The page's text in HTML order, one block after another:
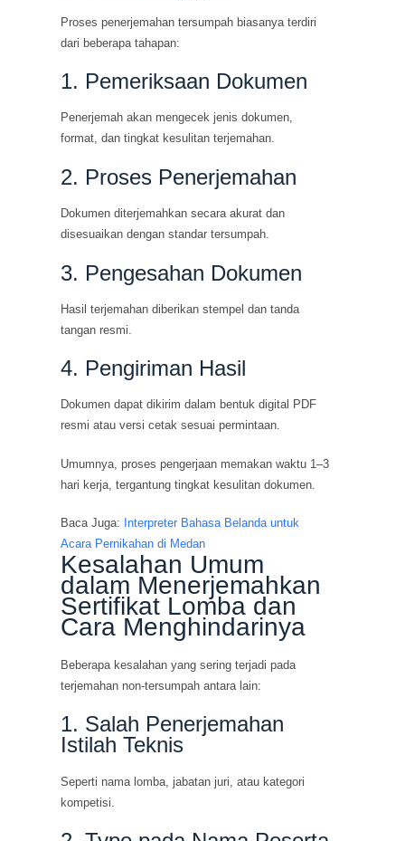
Proses penerjemahan tersumpah biasanya terdiri
dari beberapa tahapan:
1. Pemeriksaan Dokumen
Penerjemah akan mengecek jenis dokumen,
format, dan tingkat kesulitan terjemahan.
2. Proses Penerjemahan
Dokumen diterjemahkan secara akurat dan
disesuaikan dengan standar tersumpah.
3. Pengesahan Dokumen
Hasil terjemahan diberikan stempel dan tanda
tangan resmi.
4. Pengiriman Hasil
Dokumen dapat dikirim dalam bentuk digital PDF
resmi atau versi cetak sesuai permintaan.
Umumnya, proses pengerjaan memakan waktu 1–3
hari kerja, tergantung tingkat kesulitan dokumen.
Baca Juga: Interpreter Bahasa Belanda untuk
Acara Pernikahan di Medan
Kesalahan Umum
dalam Menerjemahkan
Sertifikat Lomba dan
Cara Menghindarinya
Beberapa kesalahan yang sering terjadi pada
terjemahan non-tersumpah antara lain:
1. Salah Penerjemahan
Istilah Teknis
Seperti nama lomba, jabatan juri, atau kategori
kompetisi.